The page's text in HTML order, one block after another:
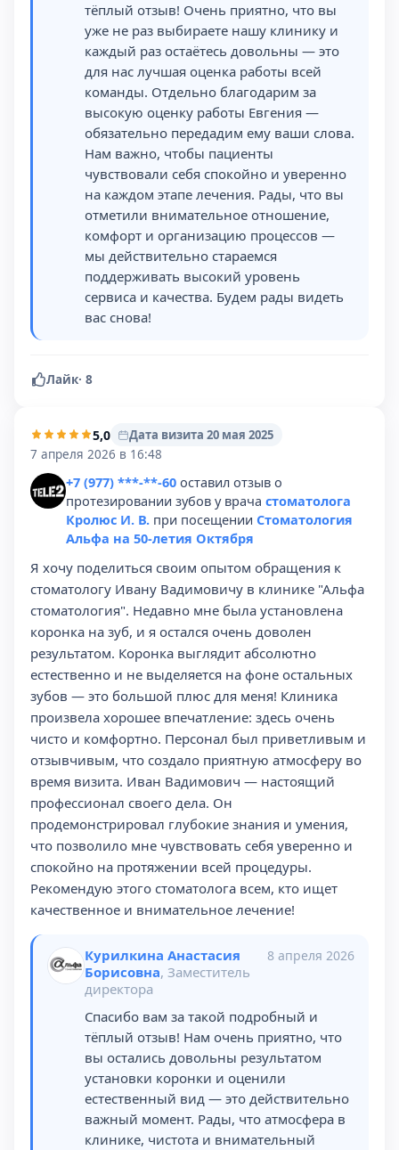
тёплый отзыв! Очень приятно, что вы
уже не раз выбираете нашу клинику и
каждый раз остаётесь довольны — это
для нас лучшая оценка работы всей
команды. Отдельно благодарим за
высокую оценку работы Евгения —
обязательно передадим ему ваши слова.
Нам важно, чтобы пациенты
чувствовали себя спокойно и уверенно
на каждом этапе лечения. Рады, что вы
отметили внимательное отношение,
комфорт и организацию процессов —
мы действительно стараемся
поддерживать высокий уровень
сервиса и качества. Будем рады видеть
вас снова!
Лайк· 8
5,0
Дата визита 20 мая 2025
7 апреля 2026 в 16:48
+7 (977) ***-**-60 оставил отзыв о
протезировании зубов у врача стоматолога
Кролюс И. В. при посещении Стоматология
Альфа на 50-летия Октября
Я хочу поделиться своим опытом обращения к
стоматологу Ивану Вадимовичу в клинике "Альфа
стоматология". Недавно мне была установлена
коронка на зуб, и я остался очень доволен
результатом. Коронка выглядит абсолютно
естественно и не выделяется на фоне остальных
зубов — это большой плюс для меня! Клиника
произвела хорошее впечатление: здесь очень
чисто и комфортно. Персонал был приветливым и
отзывчивым, что создало приятную атмосферу во
время визита. Иван Вадимович — настоящий
профессионал своего дела. Он
продемонстрировал глубокие знания и умения,
что позволило мне чувствовать себя уверенно и
спокойно на протяжении всей процедуры.
Рекомендую этого стоматолога всем, кто ищет
качественное и внимательное лечение!
Курилкина Анастасия
Борисовна, Заместитель
директора
8 апреля 2026
Спасибо вам за такой подробный и
тёплый отзыв! Нам очень приятно, что
вы остались довольны результатом
установки коронки и оценили
естественный вид — это действительно
важный момент. Рады, что атмосфера в
клинике, чистота и внимательный